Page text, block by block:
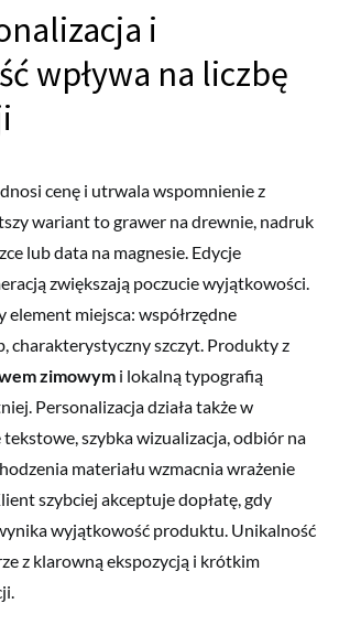
i
wpływa na liczbę
cenę i utrwala wspomnienie z
wariant to grawer na drewnie, nadruk
lub data na magnesie. Edycje
zwiększają poczucie wyjątkowości.
element miejsca: współrzędne
charakterystyczny szczyt. Produkty z
zimowym i lokalną typografią
Personalizacja działa także w
tekstowe, szybka wizualizacja, odbiór na
materiału wzmacnia wrażenie
szybciej akceptuje dopłatę, gdy
wyjątkowość produktu. Unikalność
z klarowną ekspozycją i krótkim